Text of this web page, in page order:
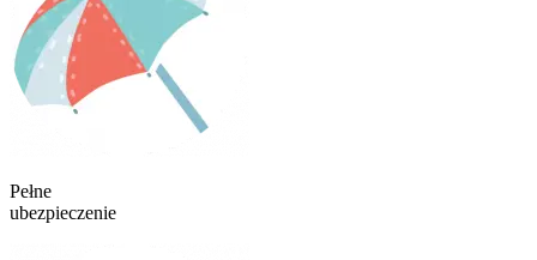
Pełne
ubezpieczenie